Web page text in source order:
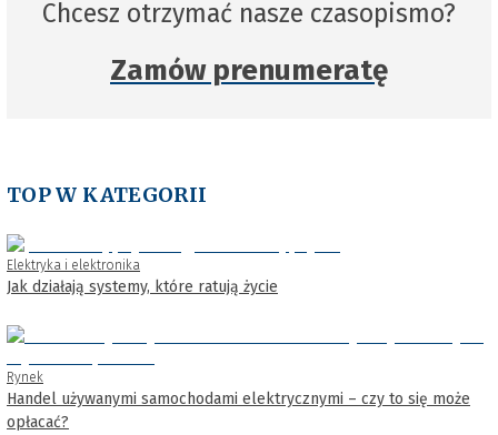
Chcesz otrzymać nasze czasopismo?
Zamów prenumeratę
TOP W KATEGORII
Elektryka i elektronika
Jak działają systemy, które ratują życie
Rynek
Handel używanymi samochodami elektrycznymi – czy to się może
opłacać?